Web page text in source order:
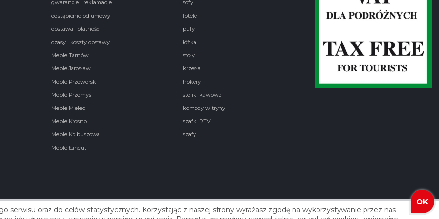
gwarancje i reklamacje
odstąpienie od umowy
dostawa i płatności
czasy i koszty dostawy
Meble Tarnów
Meble Jarosław
Meble Przeworsk
Meble Przemyśl
Meble Mielec
Meble Krosno
Meble Kolbuszowa
Meble Łańcut
sofy
fotele
pufy
łóżka
stoły
krzesła
hokery
stoliki kawowe
komody witryny
szafki RTV
szafy
serwisu oraz do celów statystycznych. Korzystając z naszej strony wyrażasz zgodę na wykorzystywanie przez nas
OK